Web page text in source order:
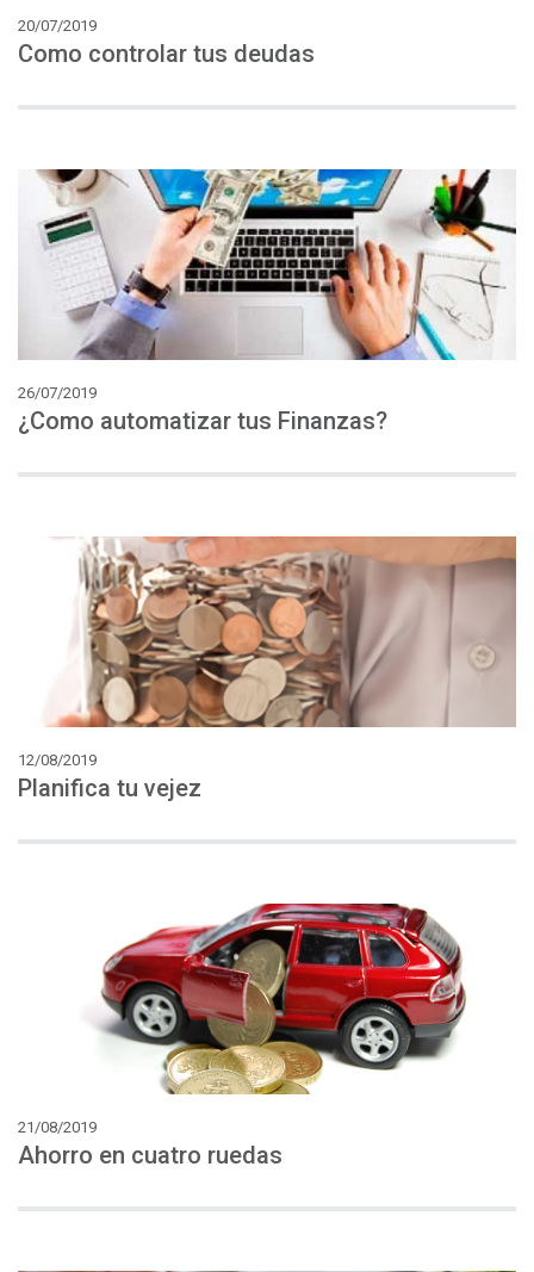
20/07/2019
Como controlar tus deudas
26/07/2019
¿Como automatizar tus Finanzas?
12/08/2019
Planifica tu vejez
21/08/2019
Ahorro en cuatro ruedas